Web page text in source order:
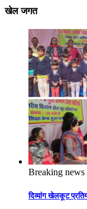
खेल जगत
Breaking news
दिव्यांग खेलकूट